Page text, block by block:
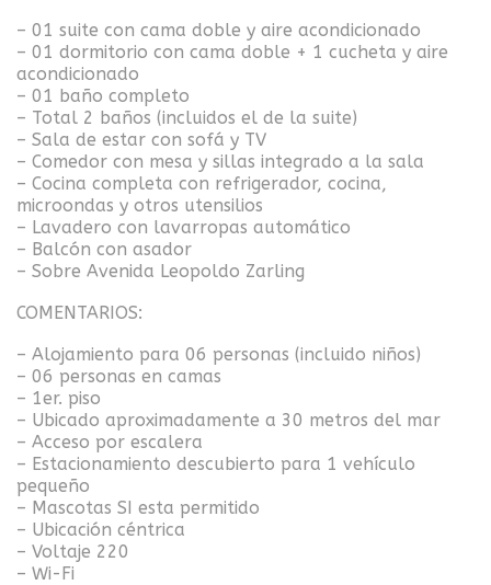
– 01 suite con cama doble y aire acondicionado
– 01 dormitorio con cama doble + 1 cucheta y aire
acondicionado
– 01 baño completo
– Total 2 baños (incluidos el de la suite)
– Sala de estar con sofá y TV
– Comedor con mesa y sillas integrado a la sala
– Cocina completa con refrigerador, cocina,
microondas y otros utensilios
– Lavadero con lavarropas automático
– Balcón con asador
– Sobre Avenida Leopoldo Zarling
COMENTARIOS:
– Alojamiento para 06 personas (incluido niños)
– 06 personas en camas
– 1er. piso
– Ubicado aproximadamente a 30 metros del mar
– Acceso por escalera
– Estacionamiento descubierto para 1 vehículo
pequeño
– Mascotas SI esta permitido
– Ubicación céntrica
– Voltaje 220
– Wi-Fi